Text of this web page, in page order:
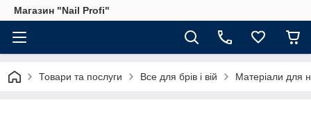
Магазин "Nail Profi"
Товари та послуги Все для брів і вій Матеріали для